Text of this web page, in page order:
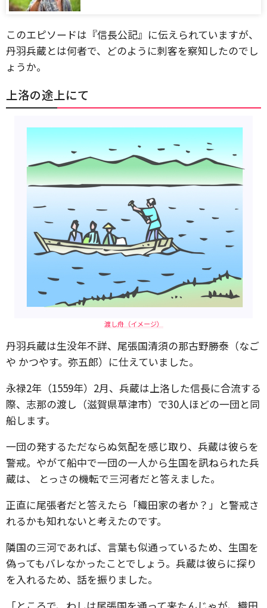
このエピソードは『信長公記』に伝えられていますが、
丹羽兵蔵とは何者で、どのように刺客を察知したのでし
ょうか。
上洛の途上にて
渡し舟（イメージ）
丹羽兵蔵は生没年不詳、尾張国清須の那古野勝泰（なご
や かつやす。弥五郎）に仕えていました。
永禄2年（1559年）2月、兵蔵は上洛した信長に合流する
際、志那の渡し（滋賀県草津市）で30人ほどの一団と同
船します。
一団の発するただならぬ気配を感じ取り、兵蔵は彼らを
警戒。やがて船中で一団の一人から生国を訊ねられた兵
蔵は、 とっさの機転で三河者だと答えました。
正直に尾張者だと答えたら「織田家の者か？」と警戒さ
れるかも知れないと考えたのです。
隣国の三河であれば、言葉も似通っているため、生国を
偽ってもバレなかったことでしょう。兵蔵は彼らに探り
を入れるため、話を振りました。